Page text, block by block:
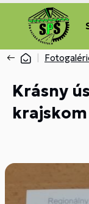
Krásny